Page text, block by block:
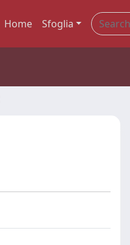
Home Sfoglia